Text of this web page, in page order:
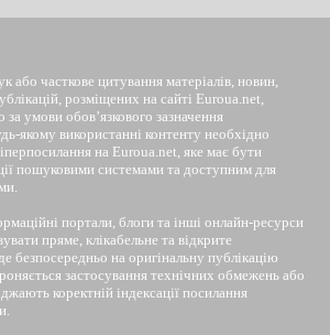
або часткове цитування матеріалів, новин,
розміщених на сайті Euroua.net,
умови обов’язкового зазначення
якому використанні контенту необхідно
на Euroua.net, яке має бути
пошуковими системами та доступним для
портали, блоги та інші онлайн-ресурси
пряме, клікабельне та відкрите
безпосередньо на оригінальну публікацію
застосування технічних обмежень або
коректній індексації посилання